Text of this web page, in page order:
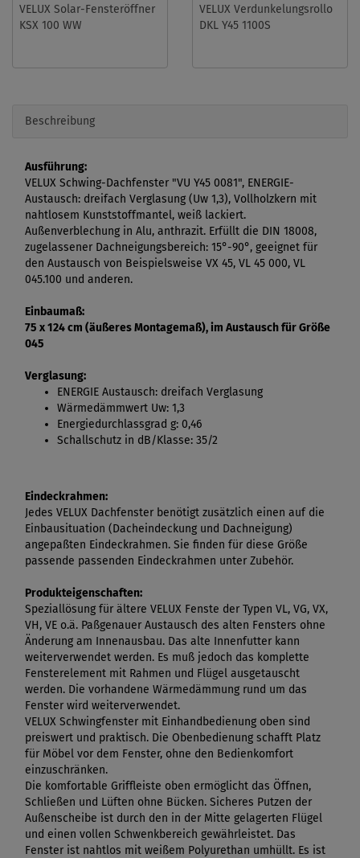
VELUX Solar-Fensteröffner
KSX 100 WW
VELUX Verdunkelungsrollo
DKL Y45 1100S
Beschreibung
Ausführung:
VELUX Schwing-Dachfenster "VU Y45 0081", ENERGIE-
Austausch: dreifach Verglasung (Uw 1,3), Vollholzkern mit
nahtlosem Kunststoffmantel, weiß lackiert.
Außenverblechung in Alu, anthrazit. Erfüllt die DIN 18008,
zugelassener Dachneigungsbereich: 15°-90°, geeignet für
den Austausch von Beispielsweise VX 45, VL 45 000, VL
045.100 und anderen.
Einbaumaß:
75 x 124 cm (äußeres Montagemaß), im Austausch für Größe
045
Verglasung:
ENERGIE Austausch: dreifach Verglasung
Wärmedämmwert Uw: 1,3
Energiedurchlassgrad g: 0,46
Schallschutz in dB/Klasse: 35/2
Eindeckrahmen:
Jedes VELUX Dachfenster benötigt zusätzlich einen auf die
Einbausituation (Dacheindeckung und Dachneigung)
angepaßten Eindeckrahmen. Sie finden für diese Größe
passende passenden Eindeckrahmen unter Zubehör.
Produkteigenschaften:
Speziallösung für ältere VELUX Fenste der Typen VL, VG, VX,
VH, VE o.ä. Paßgenauer Austausch des alten Fensters ohne
Änderung am Innenausbau. Das alte Innenfutter kann
weiterverwendet werden. Es muß jedoch das komplette
Fensterelement mit Rahmen und Flügel ausgetauscht
werden. Die vorhandene Wärmedämmung rund um das
Fenster wird weiterverwendet.
VELUX Schwingfenster mit Einhandbedienung oben sind
preiswert und praktisch. Die Obenbedienung schafft Platz
für Möbel vor dem Fenster, ohne den Bedienkomfort
einzuschränken.
Die komfortable Griffleiste oben ermöglicht das Öffnen,
Schließen und Lüften ohne Bücken. Sicheres Putzen der
Außenscheibe ist durch den in der Mitte gelagerten Flügel
und einen vollen Schwenkbereich gewährleistet. Das
Fenster ist nahtlos mit weißem Polyurethan umhüllt. Es ist